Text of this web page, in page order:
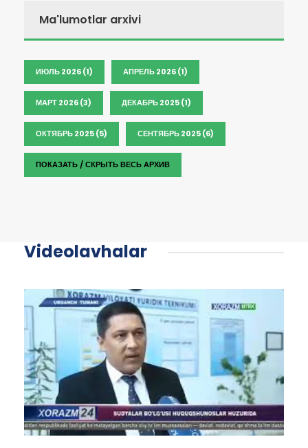
Ma'lumotlar arxivi
ИЮЛЬ 2026 (1) АПРЕЛЬ 2026 (1)
МАРТ 2026 (3) ДЕКАБРЬ 2025 (1)
ОКТЯБРЬ 2025 (5) СЕНТЯБРЬ 2025 (6)
ПОКАЗАТЬ / СКРЫТЬ ВЕСЬ АРХИВ
Videolavhalar